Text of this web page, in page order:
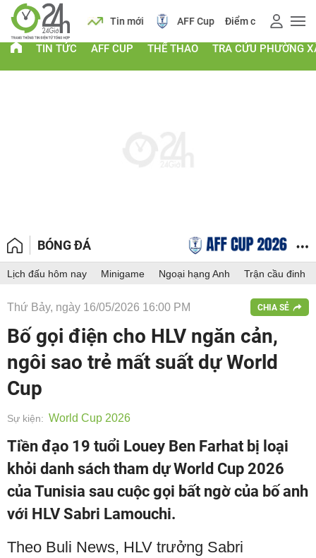
Lịch Tin mới AFF Cup Điểm chuẩn 2026
TIN TỨC AFF CUP THỂ THAO TRA CỨU PHƯỜNG
BÓNG ĐÁ
Lịch đấu hôm nay Minigame Ngoại hạng Anh Trận cầu đinh
Thứ Bảy, ngày 16/05/2026 16:00 PM CHIA SẺ
Bố gọi điện cho HLV ngăn cản,
ngôi sao trẻ mất suất dự World
Cup
Sự kiện: World Cup 2026
Tiền đạo 19 tuổi Louey Ben Farhat bị loại
khỏi danh sách tham dự World Cup 2026
của Tunisia sau cuộc gọi bất ngờ của bố anh
với HLV Sabri Lamouchi.
Theo Buli News, HLV trưởng Sabri